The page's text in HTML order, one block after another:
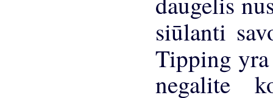
siūlanti
Tipping
negalite